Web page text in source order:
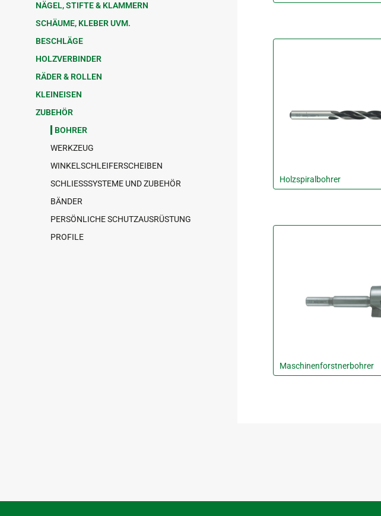
NÄGEL, STIFTE & KLAMMERN
SCHÄUME, KLEBER UVM.
BESCHLÄGE
HOLZVERBINDER
RÄDER & ROLLEN
KLEINEISEN
ZUBEHÖR
BOHRER
WERKZEUG
WINKELSCHLEIFERSCHEIBEN
SCHLIESSSYSTEME UND ZUBEHÖR
BÄNDER
PERSÖNLICHE SCHUTZAUSRÜSTUNG
PROFILE
Holzspiralbohrer
Maschinenforstnerbohrer